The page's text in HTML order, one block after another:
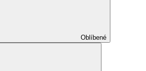
Oblíbené